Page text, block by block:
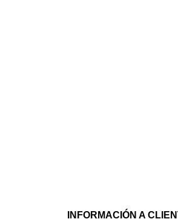
INFORMACIÓN A